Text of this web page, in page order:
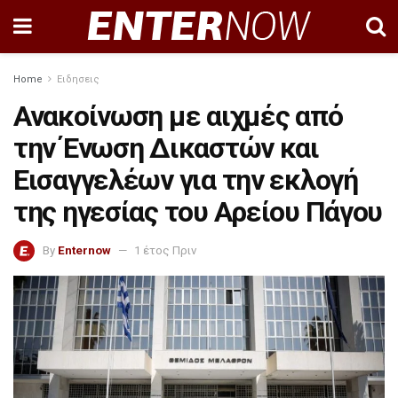
Home Ειδησεις
Ανακοίνωση με αιχμές από
την Ένωση Δικαστών και
Εισαγγελέων για την εκλογή
της ηγεσίας του Αρείου Πάγου
By Enternow 1 έτος Πριν